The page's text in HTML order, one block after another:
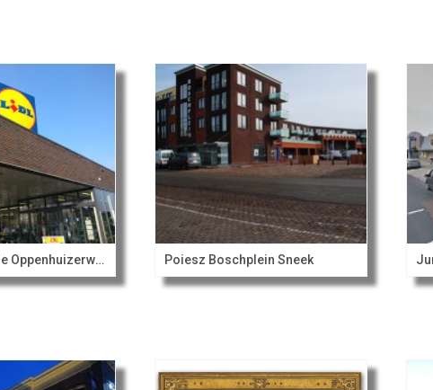
Lidl Sneek Oude Oppenhuizerweg Poiesz Boschplein Sneek